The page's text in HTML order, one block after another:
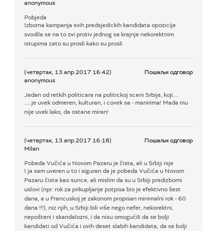
anonymous
Pobjeda
Izborna kampanja svih predsjedickih kandidata opozicije
svodila se na to svi protiv jednog sa krajnje nekorektnim
istupima zato su prosli kako su prosli
(четвртак, 13.апр.2017 16:42)
anonymous
Пошаљи одговор
Jedan od retkih politicara na politickoj sceni Srbije, koji....
.....je uvek odmeren, kulturan, i covek sa - manirima! Mada mu
nije uvek lako, da ostane miran!
(четвртак, 13.апр.2017 16:18)
Milan
Пошаљи одговор
Pobeda Vučića u Novom Pazaru je čista, ali u Srbiji nije
I ja sam uveren u to i siguran da je pobeda Vučića u Novom
Pazaru čista kao sunce, ali mislim da su u Srbiji predizborni
uslovi (npr. rok za prikupljanje potpisa bio je efektivno šest
dana, a u Francuskoj je zakonom propisan minimalni rok - 60
dana !!!), niz njih, u Srbiji bili više nego nefer, nekorektni,
nepošteni i skandalozni, i da nisu omogućili da se bolji
kandidati od Vučića i ovih deset slabih kandidata, da se bolji